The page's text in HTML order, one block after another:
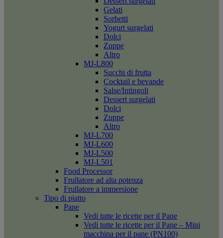
Gelati
Sorbetti
Yogurt surgelati
Dolci
Zuppe
Altro
MJ-L800
Succhi di frutta
Cocktail e bevande
Salse/Intingoli
Dessert surgelati
Dolci
Zuppe
Altro
MJ-L700
MJ-L600
MJ-L500
MJ-L501
Food Processor
Frullatore ad alta potenza
Frullatore a immersione
Tipo di piatto
Pane
Vedi tutte le ricette per il Pane
Vedi tutte le ricette per il Pane – Mini
macchina per il pane (PN100)